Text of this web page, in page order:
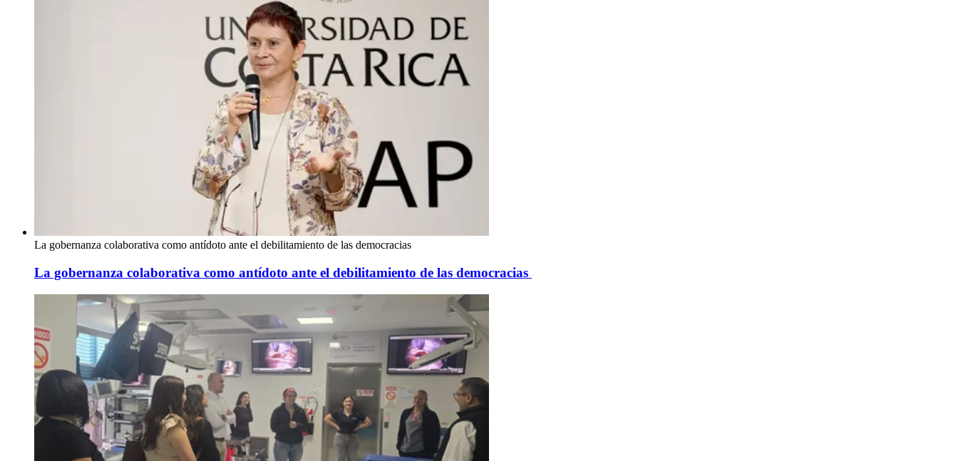
La gobernanza colaborativa como antídoto ante el debilitamiento de las democracias
La gobernanza colaborativa como antídoto ante el debilitamiento de las democracias